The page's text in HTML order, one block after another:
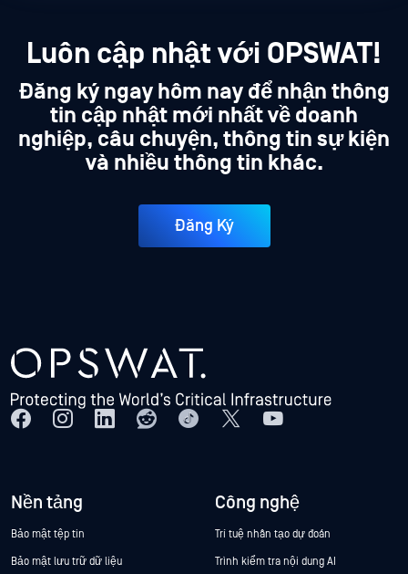
Luôn cập nhật với OPSWAT!
Đăng ký ngay hôm nay để nhận thông
tin cập nhật mới nhất về doanh
nghiệp, câu chuyện, thông tin sự kiện
và nhiều thông tin khác.
Đăng Ký
Nền tảng
Bảo mật tệp tin
Bảo mật lưu trữ dữ liệu
Công nghệ
Trí tuệ nhân tạo dự đoán
Trình kiểm tra nội dung AI